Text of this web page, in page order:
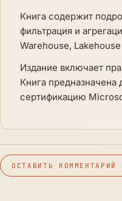
Книга содержит
фильтрация и
Warehouse,
Издание включает
Книга
сертификацию
ОСТАВИТЬ КОММЕНТАРИЙ